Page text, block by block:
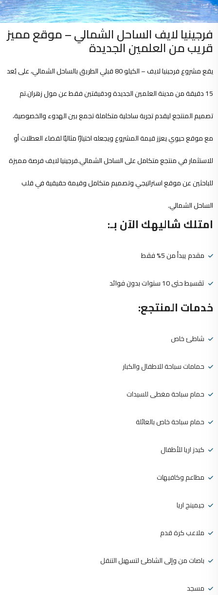
فرجينيا لايف الساحل الشمالي – موقع مميز
قريب من العلمين الجديدة
يقع مشروع فرجينيا لايف – الكيلو 80 قبلي الطريق بالساحل الشمالي، على بُعد
15 دقيقة من مدينة العلمين الجديدة ودقيقتين فقط عن مول زهران.
تم
تصميم المنتجع ليقدم تجربة ساحلية متكاملة تجمع بين الهدوء والخصوصية،
مع موقع حيوي يعزز قيمة المشروع ويجعله اختيارًا مثاليًا لقضاء العطلات أو
للاستثمار في منتجع متكامل على الساحل الشمالي.فرجينيا لايف فرصة مميزة
للباحثين عن موقع استراتيجي وتصميم متكامل وقيمة حقيقية في قلب
الساحل الشمالي.
امتلك شاليهك الآن بـ:
مقدم يبدأ من 5% فقط
تقسيط حتى 10 سنوات بدون فوائد
خدمات المنتجع:
شاطئ خاص
حمامات سباحة للاطفال والكبار
حمام سباحة مغطى للسيدات
حمام سباحة خاص بالعائلة
كيدز اريا للأطفال
مطاعم وكافيهات
جيمينج اريا
ملاعب كرة قدم
باصات من وإلى الشاطئ لتسهيل التنقل
مسجد